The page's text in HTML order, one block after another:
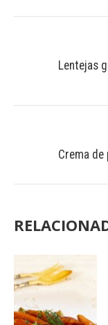
Lentejas
Crema